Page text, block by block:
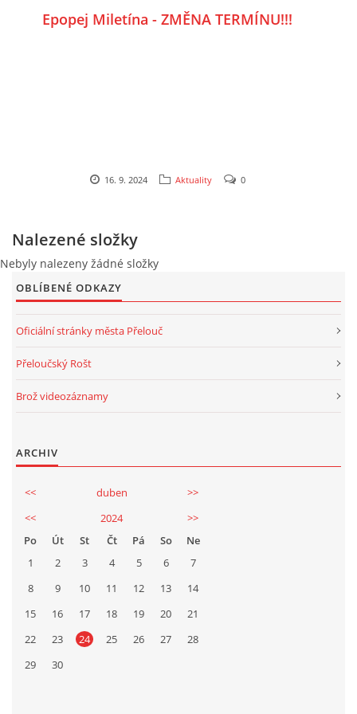
Budeme se na vás těšit,
Epopej Miletína - ZMĚNA TERMÍNU!!!
16. 9. 2024 Aktuality 0
Nalezené složky
Nebyly nalezeny žádné složky
OBLÍBENÉ ODKAZY
Oficiální stránky města Přelouč
Přeloučský Rošt
Brož videozáznamy
ARCHIV
<< duben
>>
<<
2024
>>
Po
Út St Čt Pá So
Ne
1
2 3 4 5 6
7
8
9 10 11 12 13
14
15
16 17 18 19 20
21
22
23 24 25 26 27
28
29
30